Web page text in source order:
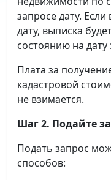
запросе дату.
дату, выписка
состоянию на дату
Плата за
кадастровой
не взимается.
Шаг 2. Подайте
Подать запрос
способов: